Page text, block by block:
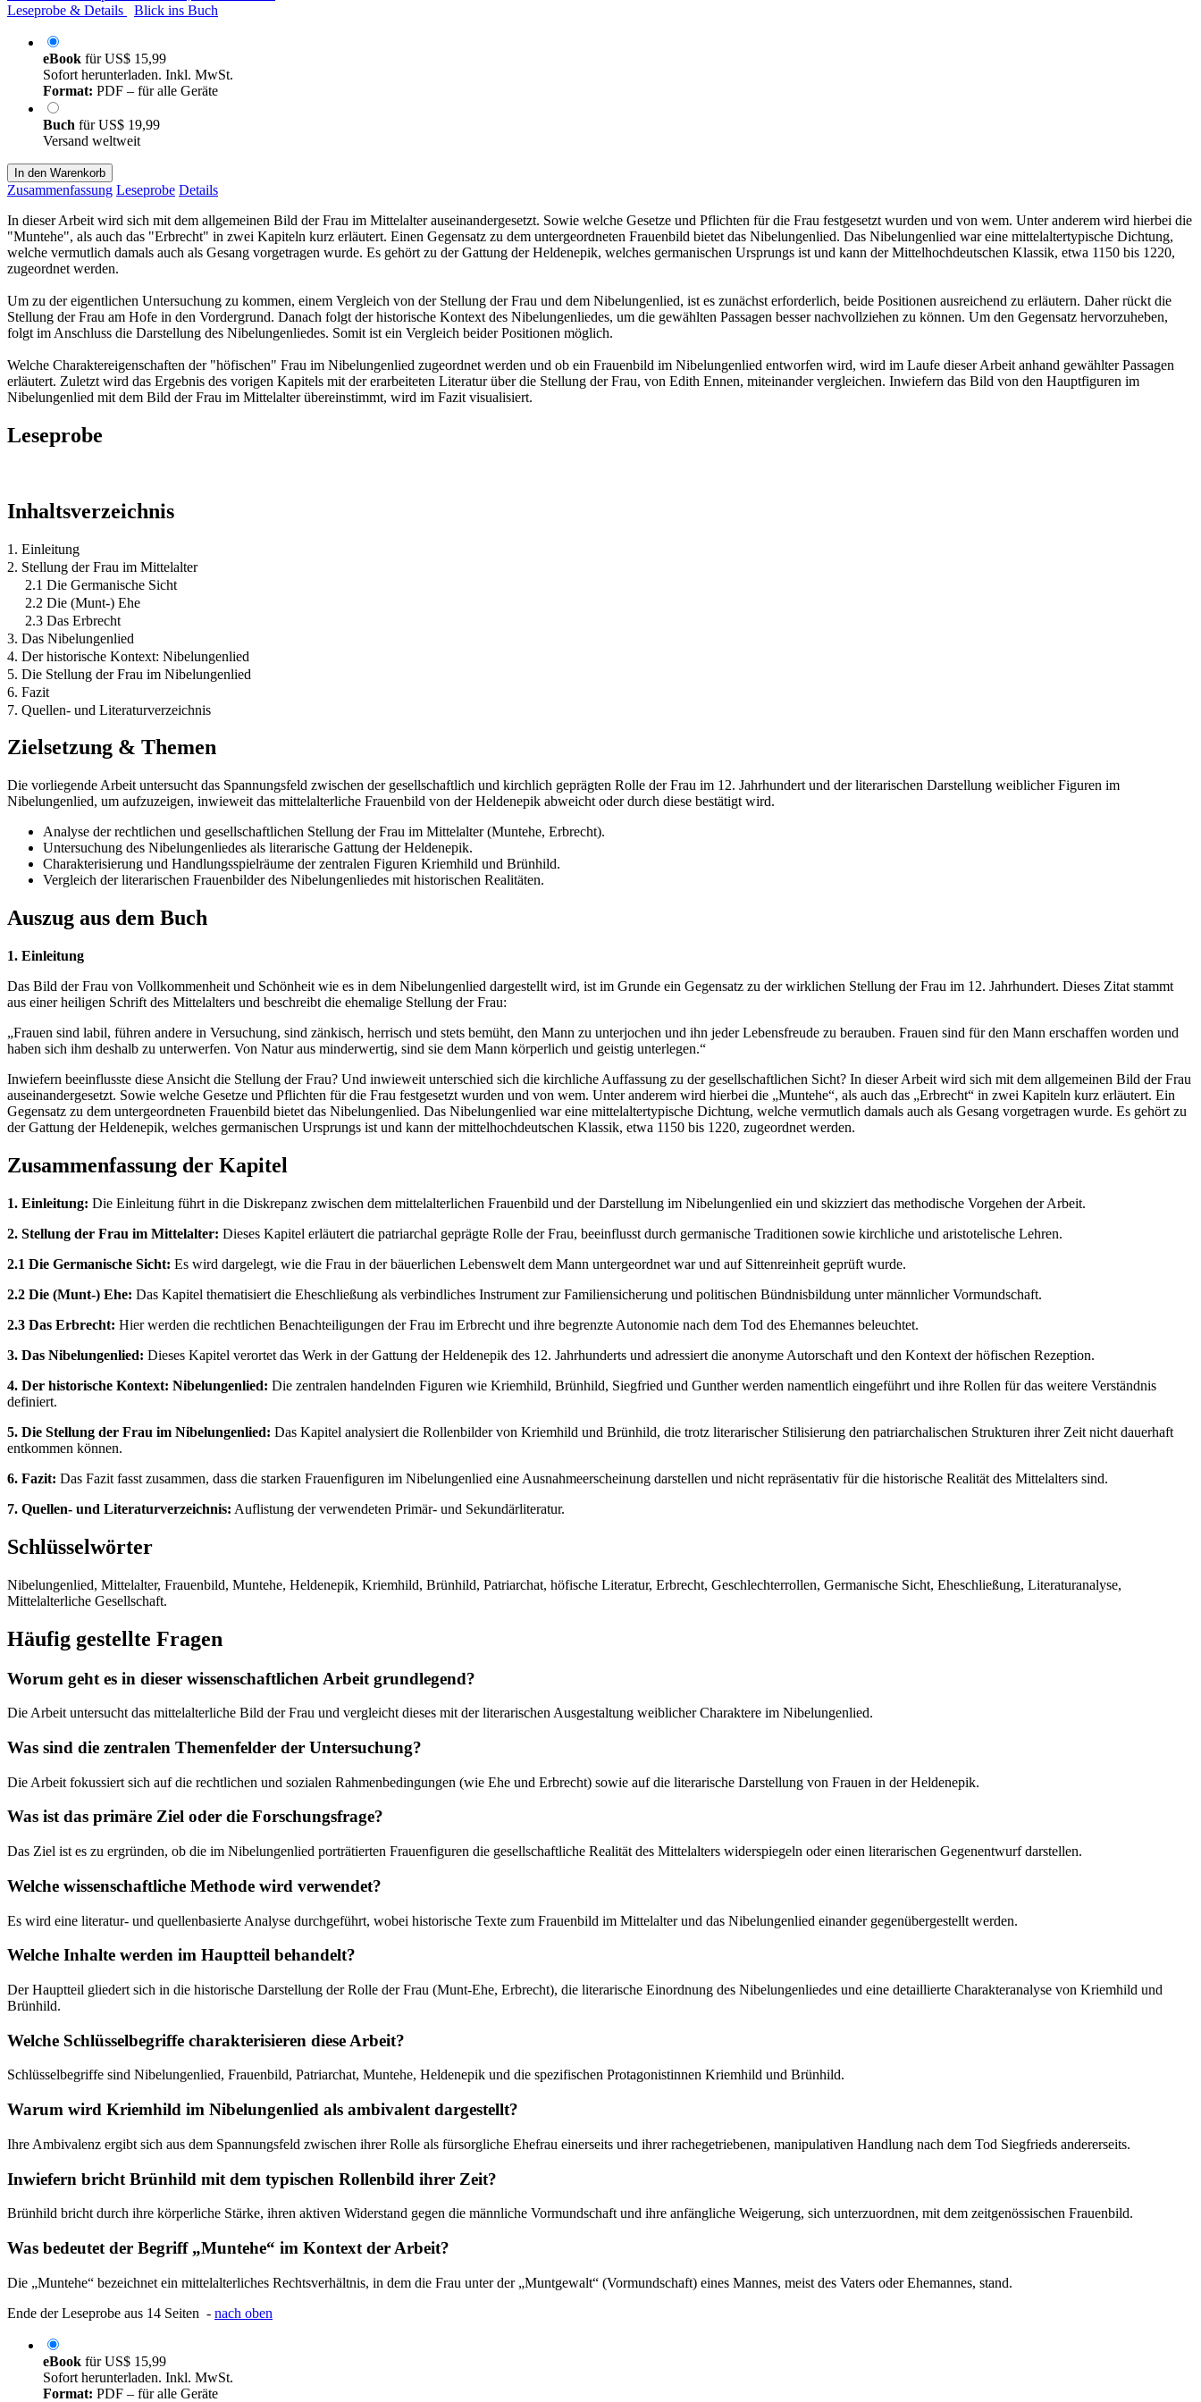
Leseprobe & Details
Blick ins Buch
eBook fürUS$ 15,99
Sofort herunterladen. Inkl. MwSt.
Format: PDF – für alle Geräte
Buch fürUS$ 19,99
Versand weltweit
In den Warenkorb
Zusammenfassung Leseprobe Details
In dieser Arbeit wird sich mit dem allgemeinen Bild der Frau im Mittelalter auseinandergesetzt. Sowie welche Gesetze und Pflichten für die Frau festgesetzt wurden und von wem. Unter anderem wird hierbei die
"Muntehe", als auch das "Erbrecht" in zwei Kapiteln kurz erläutert. Einen Gegensatz zu dem untergeordneten Frauenbild bietet das Nibelungenlied. Das Nibelungenlied war eine mittelaltertypische Dichtung,
welche vermutlich damals auch als Gesang vorgetragen wurde. Es gehört zu der Gattung der Heldenepik, welches germanischen Ursprungs ist und kann der Mittelhochdeutschen Klassik, etwa 1150 bis 1220,
zugeordnet werden.
Um zu der eigentlichen Untersuchung zu kommen, einem Vergleich von der Stellung der Frau und dem Nibelungenlied, ist es zunächst erforderlich, beide Positionen ausreichend zu erläutern. Daher rückt die
Stellung der Frau am Hofe in den Vordergrund. Danach folgt der historische Kontext des Nibelungenliedes, um die gewählten Passagen besser nachvollziehen zu können. Um den Gegensatz hervorzuheben,
folgt im Anschluss die Darstellung des Nibelungenliedes. Somit ist ein Vergleich beider Positionen möglich.
Welche Charaktereigenschaften der "höfischen" Frau im Nibelungenlied zugeordnet werden und ob ein Frauenbild im Nibelungenlied entworfen wird, wird im Laufe dieser Arbeit anhand gewählter Passagen
erläutert. Zuletzt wird das Ergebnis des vorigen Kapitels mit der erarbeiteten Literatur über die Stellung der Frau, von Edith Ennen, miteinander vergleichen. Inwiefern das Bild von den Hauptfiguren im
Nibelungenlied mit dem Bild der Frau im Mittelalter übereinstimmt, wird im Fazit visualisiert.
Leseprobe
Inhaltsverzeichnis
1. Einleitung
2. Stellung der Frau im Mittelalter
2.1 Die Germanische Sicht
2.2 Die (Munt-) Ehe
2.3 Das Erbrecht
3. Das Nibelungenlied
4. Der historische Kontext: Nibelungenlied
5. Die Stellung der Frau im Nibelungenlied
6. Fazit
7. Quellen- und Literaturverzeichnis
Zielsetzung & Themen
Die vorliegende Arbeit untersucht das Spannungsfeld zwischen der gesellschaftlich und kirchlich geprägten Rolle der Frau im 12. Jahrhundert und der literarischen Darstellung weiblicher Figuren im
Nibelungenlied, um aufzuzeigen, inwieweit das mittelalterliche Frauenbild von der Heldenepik abweicht oder durch diese bestätigt wird.
Analyse der rechtlichen und gesellschaftlichen Stellung der Frau im Mittelalter (Muntehe, Erbrecht).
Untersuchung des Nibelungenliedes als literarische Gattung der Heldenepik.
Charakterisierung und Handlungsspielräume der zentralen Figuren Kriemhild und Brünhild.
Vergleich der literarischen Frauenbilder des Nibelungenliedes mit historischen Realitäten.
Auszug aus dem Buch
1. Einleitung
Das Bild der Frau von Vollkommenheit und Schönheit wie es in dem Nibelungenlied dargestellt wird, ist im Grunde ein Gegensatz zu der wirklichen Stellung der Frau im 12. Jahrhundert. Dieses Zitat stammt
aus einer heiligen Schrift des Mittelalters und beschreibt die ehemalige Stellung der Frau:
„Frauen sind labil, führen andere in Versuchung, sind zänkisch, herrisch und stets bemüht, den Mann zu unterjochen und ihn jeder Lebensfreude zu berauben. Frauen sind für den Mann erschaffen worden und
haben sich ihm deshalb zu unterwerfen. Von Natur aus minderwertig, sind sie dem Mann körperlich und geistig unterlegen.“
Inwiefern beeinflusste diese Ansicht die Stellung der Frau? Und inwieweit unterschied sich die kirchliche Auffassung zu der gesellschaftlichen Sicht? In dieser Arbeit wird sich mit dem allgemeinen Bild der Frau
auseinandergesetzt. Sowie welche Gesetze und Pflichten für die Frau festgesetzt wurden und von wem. Unter anderem wird hierbei die „Muntehe“, als auch das „Erbrecht“ in zwei Kapiteln kurz erläutert. Ein
Gegensatz zu dem untergeordneten Frauenbild bietet das Nibelungenlied. Das Nibelungenlied war eine mittelaltertypische Dichtung, welche vermutlich damals auch als Gesang vorgetragen wurde. Es gehört zu
der Gattung der Heldenepik, welches germanischen Ursprungs ist und kann der mittelhochdeutschen Klassik, etwa 1150 bis 1220, zugeordnet werden.
Zusammenfassung der Kapitel
1. Einleitung: Die Einleitung führt in die Diskrepanz zwischen dem mittelalterlichen Frauenbild und der Darstellung im Nibelungenlied ein und skizziert das methodische Vorgehen der Arbeit.
2. Stellung der Frau im Mittelalter: Dieses Kapitel erläutert die patriarchal geprägte Rolle der Frau, beeinflusst durch germanische Traditionen sowie kirchliche und aristotelische Lehren.
2.1 Die Germanische Sicht: Es wird dargelegt, wie die Frau in der bäuerlichen Lebenswelt dem Mann untergeordnet war und auf Sittenreinheit geprüft wurde.
2.2 Die (Munt-) Ehe: Das Kapitel thematisiert die Eheschließung als verbindliches Instrument zur Familiensicherung und politischen Bündnisbildung unter männlicher Vormundschaft.
2.3 Das Erbrecht: Hier werden die rechtlichen Benachteiligungen der Frau im Erbrecht und ihre begrenzte Autonomie nach dem Tod des Ehemannes beleuchtet.
3. Das Nibelungenlied: Dieses Kapitel verortet das Werk in der Gattung der Heldenepik des 12. Jahrhunderts und adressiert die anonyme Autorschaft und den Kontext der höfischen Rezeption.
4. Der historische Kontext: Nibelungenlied: Die zentralen handelnden Figuren wie Kriemhild, Brünhild, Siegfried und Gunther werden namentlich eingeführt und ihre Rollen für das weitere Verständnis
definiert.
5. Die Stellung der Frau im Nibelungenlied: Das Kapitel analysiert die Rollenbilder von Kriemhild und Brünhild, die trotz literarischer Stilisierung den patriarchalischen Strukturen ihrer Zeit nicht dauerhaft
entkommen können.
6. Fazit: Das Fazit fasst zusammen, dass die starken Frauenfiguren im Nibelungenlied eine Ausnahmeerscheinung darstellen und nicht repräsentativ für die historische Realität des Mittelalters sind.
7. Quellen- und Literaturverzeichnis: Auflistung der verwendeten Primär- und Sekundärliteratur.
Schlüsselwörter
Nibelungenlied, Mittelalter, Frauenbild, Muntehe, Heldenepik, Kriemhild, Brünhild, Patriarchat, höfische Literatur, Erbrecht, Geschlechterrollen, Germanische Sicht, Eheschließung, Literaturanalyse,
Mittelalterliche Gesellschaft.
Häufig gestellte Fragen
Worum geht es in dieser wissenschaftlichen Arbeit grundlegend?
Die Arbeit untersucht das mittelalterliche Bild der Frau und vergleicht dieses mit der literarischen Ausgestaltung weiblicher Charaktere im Nibelungenlied.
Was sind die zentralen Themenfelder der Untersuchung?
Die Arbeit fokussiert sich auf die rechtlichen und sozialen Rahmenbedingungen (wie Ehe und Erbrecht) sowie auf die literarische Darstellung von Frauen in der Heldenepik.
Was ist das primäre Ziel oder die Forschungsfrage?
Das Ziel ist es zu ergründen, ob die im Nibelungenlied porträtierten Frauenfiguren die gesellschaftliche Realität des Mittelalters widerspiegeln oder einen literarischen Gegenentwurf darstellen.
Welche wissenschaftliche Methode wird verwendet?
Es wird eine literatur- und quellenbasierte Analyse durchgeführt, wobei historische Texte zum Frauenbild im Mittelalter und das Nibelungenlied einander gegenübergestellt werden.
Welche Inhalte werden im Hauptteil behandelt?
Der Hauptteil gliedert sich in die historische Darstellung der Rolle der Frau (Munt-Ehe, Erbrecht), die literarische Einordnung des Nibelungenliedes und eine detaillierte Charakteranalyse von Kriemhild und
Brünhild.
Welche Schlüsselbegriffe charakterisieren diese Arbeit?
Schlüsselbegriffe sind Nibelungenlied, Frauenbild, Patriarchat, Muntehe, Heldenepik und die spezifischen Protagonistinnen Kriemhild und Brünhild.
Warum wird Kriemhild im Nibelungenlied als ambivalent dargestellt?
Ihre Ambivalenz ergibt sich aus dem Spannungsfeld zwischen ihrer Rolle als fürsorgliche Ehefrau einerseits und ihrer rachegetriebenen, manipulativen Handlung nach dem Tod Siegfrieds andererseits.
Inwiefern bricht Brünhild mit dem typischen Rollenbild ihrer Zeit?
Brünhild bricht durch ihre körperliche Stärke, ihren aktiven Widerstand gegen die männliche Vormundschaft und ihre anfängliche Weigerung, sich unterzuordnen, mit dem zeitgenössischen Frauenbild.
Was bedeutet der Begriff „Muntehe“ im Kontext der Arbeit?
Die „Muntehe“ bezeichnet ein mittelalterliches Rechtsverhältnis, in dem die Frau unter der „Muntgewalt“ (Vormundschaft) eines Mannes, meist des Vaters oder Ehemannes, stand.
Ende der Leseprobe aus 14 Seiten - nach oben
eBook fürUS$ 15,99
Sofort herunterladen. Inkl. MwSt.
Format: PDF – für alle Geräte